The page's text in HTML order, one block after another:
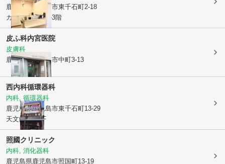
鹿児島県鹿児島市東千石町2-18
カゴシマ旭ビル3階
皮ふ科内宮医院
皮膚科
鹿児島県鹿児島市中町3-13
西内科循環器科
内科, 循環器科
鹿児島県鹿児島市東千石町13-29
天文館ビル4F
照國クリニック
内科, 消化器科
鹿児島県鹿児島市照国町13-19